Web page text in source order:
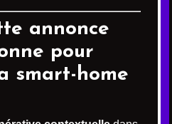
annonce
pour
smart-home